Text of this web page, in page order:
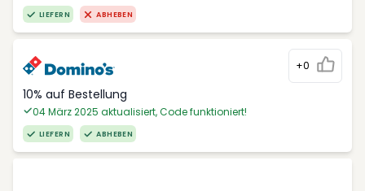
LIEFERN ABHEBEN
+0
10% auf Bestellung
04 März 2025 aktualisiert, Code funktioniert!
LIEFERN ABHEBEN